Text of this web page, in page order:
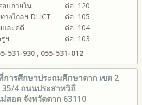
บภายใน
ต่อ 120
างไกลฯ DLICT
ต่อ 105
และคดี
ต่อ 104
ฯ
ต่อ 103
531-930 , 055-531-012
การศึกษาประถมศึกษาตาก เขต 2
35/4 ถนนประสาทวิถี
สอด จังหวัดตาก 63110